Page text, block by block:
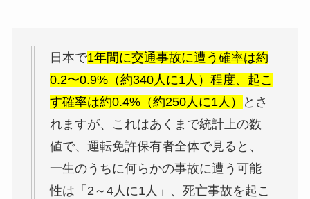
日本で1年間に交通事故に遭う確率は約
0.2〜0.9%（約340人に1人）程度、起こ
す確率は約0.4%（約250人に1人）
とさ
れますが、これはあくまで統計上の数
値で、運転免許保有者全体で見ると、
一生のうちに何らかの事故に遭う可能
性は「2～4人に1人」、死亡事故を起こ